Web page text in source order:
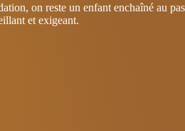
on reste un enfant enchaîné au
et exigeant.